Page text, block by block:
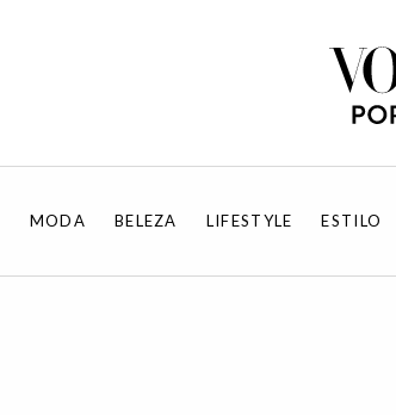
MODA BELEZA LIFESTYLE ESTILO